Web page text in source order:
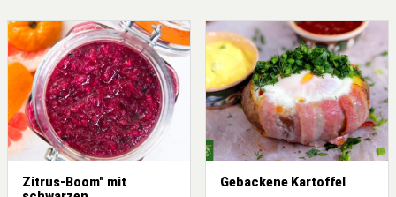
Zitrus-Boom" mit
Gebackene Kartoffel